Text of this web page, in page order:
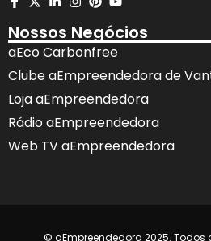
Nossos Negócios
aEco Carbonfree
Clube aEmpreendedora de
Loja aEmpreendedora
Rádio aEmpreendedora
Web TV aEmpreendedora
© aEmpreendedora 2025. Todos